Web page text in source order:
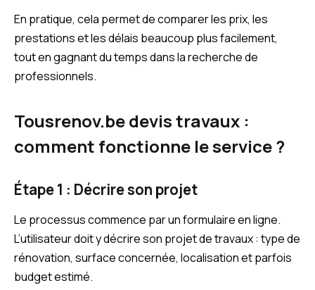
En pratique, cela permet de comparer les prix, les
prestations et les délais beaucoup plus facilement,
tout en gagnant du temps dans la recherche de
professionnels.
Tousrenov.be devis travaux :
comment fonctionne le service ?
Étape 1 : Décrire son projet
Le processus commence par un formulaire en ligne.
L’utilisateur doit y décrire son projet de travaux : type de
rénovation, surface concernée, localisation et parfois
budget estimé.